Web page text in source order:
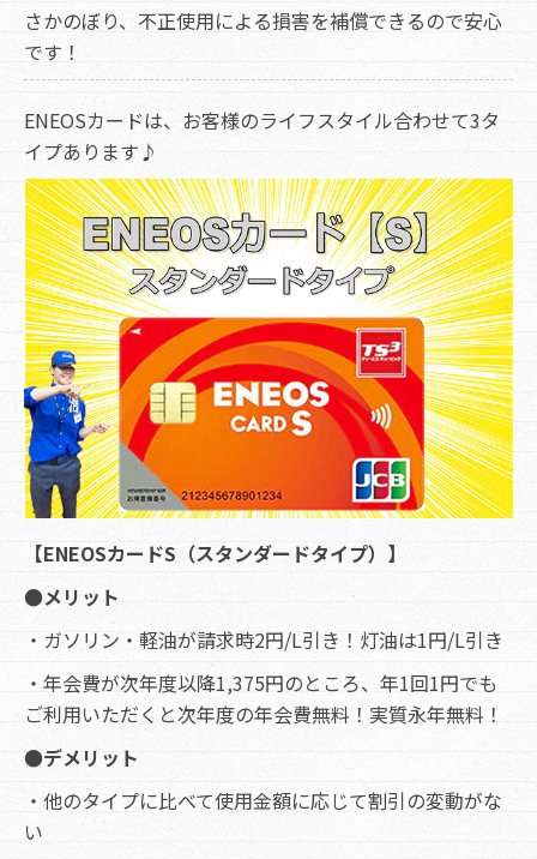
さかのぼり、不正使用による損害を補償できるので安心
です！
ENEOSカードは、お客様のライフスタイル合わせて3タ
イプあります♪
【ENEOSカードS（スタンダードタイプ）】
●メリット
・ガソリン・軽油が請求時2円/L引き！灯油は1円/L引き
・年会費が次年度以降1,375円のところ、年1回1円でも
ご利用いただくと次年度の年会費無料！実質永年無料！
●デメリット
・他のタイプに比べて使用金額に応じて割引の変動がな
い